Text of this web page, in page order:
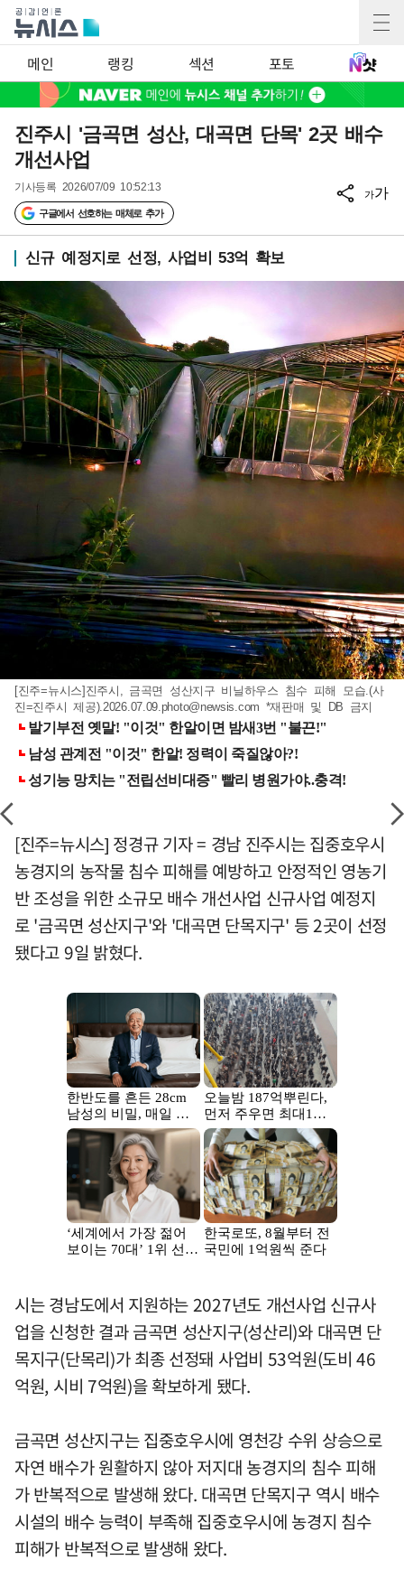
메인 랭킹 섹션 포토
진주시 '금곡면 성산, 대곡면 단목' 2곳 배수
개선사업
기사등록 2026/07/09 10:52:13
구글에서 선호하는 매체로 추가
가가
신규 예정지로 선정, 사업비 53억 확보
[진주=뉴시스]진주시, 금곡면 성산지구 비닐하우스 침수 피해 모습.(사
진=진주시 제공).2026.07.09.photo@newsis.com *재판매 및 DB 금지
[진주=뉴시스] 정경규 기자 = 경남 진주시는 집중호우시
농경지의 농작물 침수 피해를 예방하고 안정적인 영농기
반 조성을 위한 소규모 배수 개선사업 신규사업 예정지
로 '금곡면 성산지구'와 '대곡면 단목지구' 등 2곳이 선정
됐다고 9일 밝혔다.
시는 경남도에서 지원하는 2027년도 개선사업 신규사
업을 신청한 결과 금곡면 성산지구(성산리)와 대곡면 단
목지구(단목리)가 최종 선정돼 사업비 53억원(도비 46
억원, 시비 7억원)을 확보하게 됐다.
금곡면 성산지구는 집중호우시에 영천강 수위 상승으로
자연 배수가 원활하지 않아 저지대 농경지의 침수 피해
가 반복적으로 발생해 왔다. 대곡면 단목지구 역시 배수
시설의 배수 능력이 부족해 집중호우시에 농경지 침수
피해가 반복적으로 발생해 왔다.